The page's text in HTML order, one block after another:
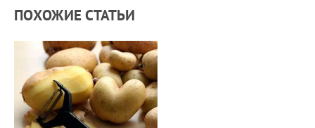
ПОХОЖИЕ СТАТЬИ